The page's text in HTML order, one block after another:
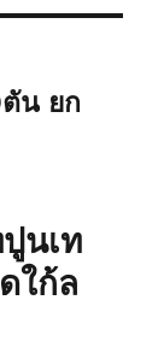
น ยก
นเท
ใก้ล